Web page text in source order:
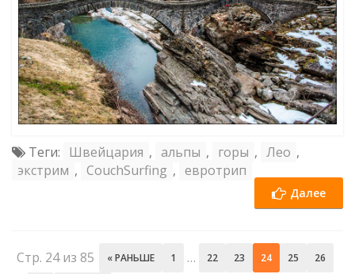
Теги: Швейцария , альпы , горы , Лео ,
экстрим , CouchSurfing , евротрип
Далее
Стр. 24 из 85 « РАНЬШЕ 1 … 22 23 24 25 26